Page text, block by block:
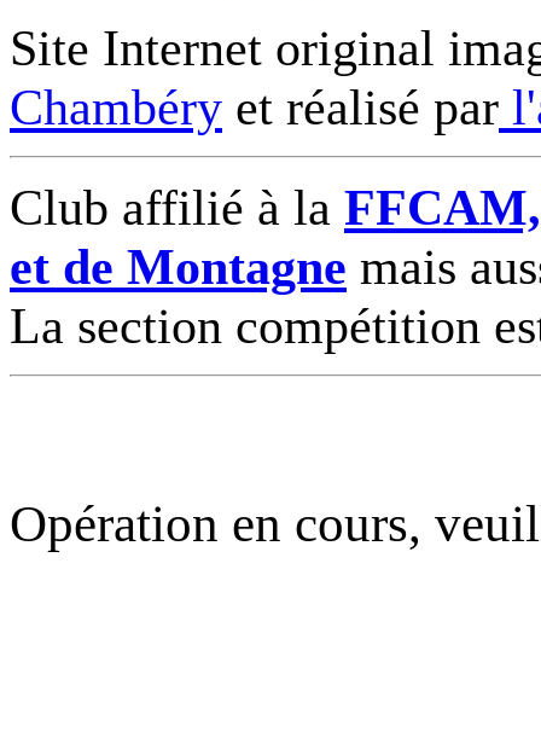
Site Internet original
Chambéry et réalisé par
Club affilié à la
et de Montagne mais
La section compétition
Opération en cours,